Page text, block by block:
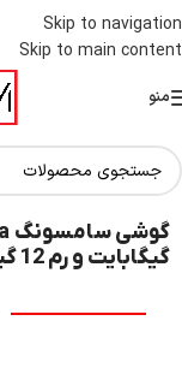
Skip to navigation
Skip to main content
منو
گیگابایت و رم 12 گیگابایت